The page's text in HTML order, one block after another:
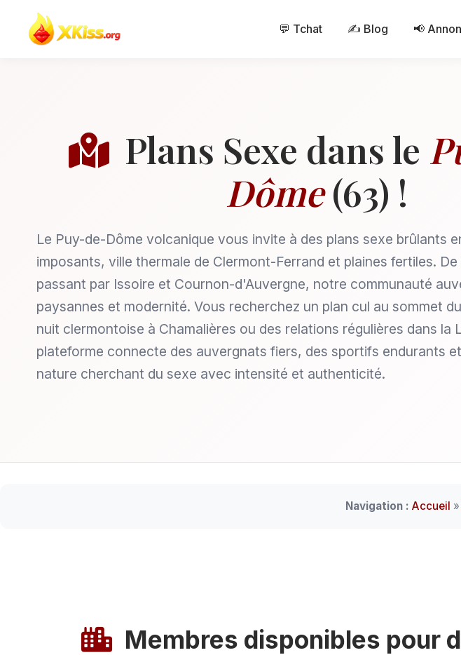
💬 Tchat ✍️ Blog 📢
Plans Sexe dans le
Dôme(63) !
Le Puy-de-Dôme volcanique vous invite à des plans sexe brûlants
imposants, ville thermale de Clermont-Ferrand et plaines fertiles.
passant par Issoire et Cournon-d'Auvergne, notre communauté
paysannes et modernité. Vous recherchez un plan cul au sommet
nuit clermontoise à Chamalières ou des relations régulières dans la
plateforme connecte des auvergnats fiers, des sportifs endurants
nature cherchant du sexe avec intensité et authenticité.
Navigation : Accueil »
Membres disponibles pour